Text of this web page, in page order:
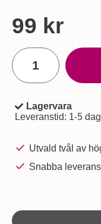
Handla denna
pris
99 kr
antal
Tillgänglighet:
Lagervara
Leveranstid: 1-5
Utvald tvål av
Snabba